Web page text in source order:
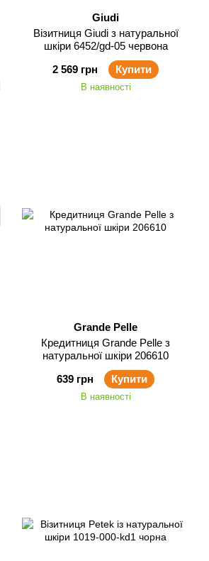
Giudi
Візитниця Giudi з натуральної
шкіри 6452/gd-05 червона
2 569 грн
Купити
В наявності
Grande Pelle
Кредитниця Grande Pelle з
натуральної шкіри 206610
639 грн
Купити
В наявності